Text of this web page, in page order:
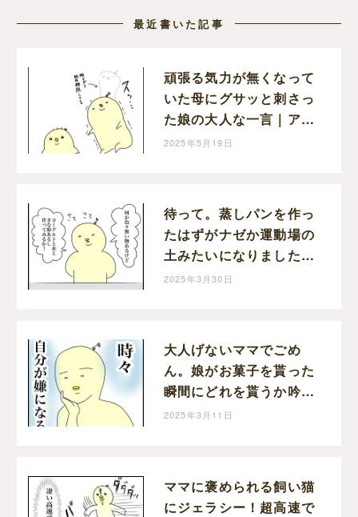
最近書いた記事
頑張る気力が無くなって
いた母にグサッと刺さっ
た娘の大人な一言｜アツ
アゲの育児絵日記
2025年5月19日
待って。蒸しパンを作っ
たはずがナゼか運動場の
土みたいになりました。
｜アツアゲの育児絵日記
2025年3月30日
大人げないママでごめ
ん。娘がお菓子を貰った
瞬間にどれを貰うか吟味
してしまう自分が嫌｜ア
2025年3月11日
ママに褒められる飼い猫
にジェラシー！超高速で